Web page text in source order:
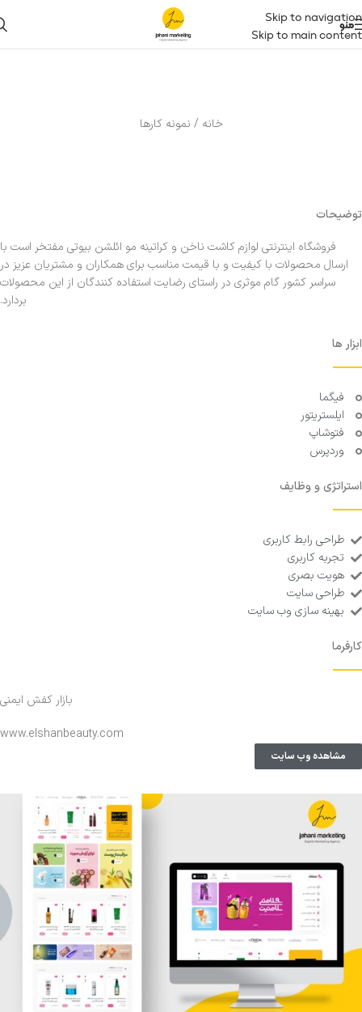
Skip to navigation
Skip to main content
منو
خانه / نمونه کارها
توضیحات
فروشگاه اینترنتی لوازم کاشت ناخن و کراتینه مو ائلشن بیوتی مفتخر است با
ارسال محصولات با کیفیت و با قیمت مناسب برای همکاران و مشتریان عزیز در
سراسر کشور گام موثری در راستای رضایت استفاده کنندگان از این محصولات
بردارد.
ابزار ها
فیگما
ایلستریتور
فتوشاپ
وردپرس
استراتژی و وظایف
طراحی رابط کاربری
تجربه کاربری
هویت بصری
طراحی سایت
بهینه سازی وب سایت
کارفرما
بازار کفش ایمنی
www.elshanbeauty.com
مشاهده وب سایت